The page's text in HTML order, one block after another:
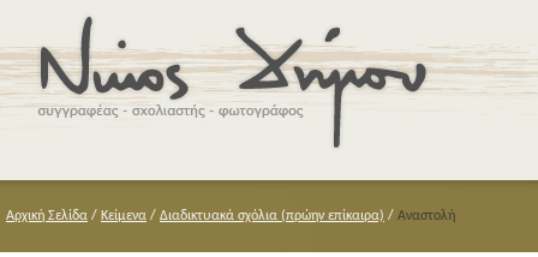
Αρχική Σελίδα / Κείμενα / Διαδικτυακά σχόλια (πρώην επίκαιρα) / Αναστολή